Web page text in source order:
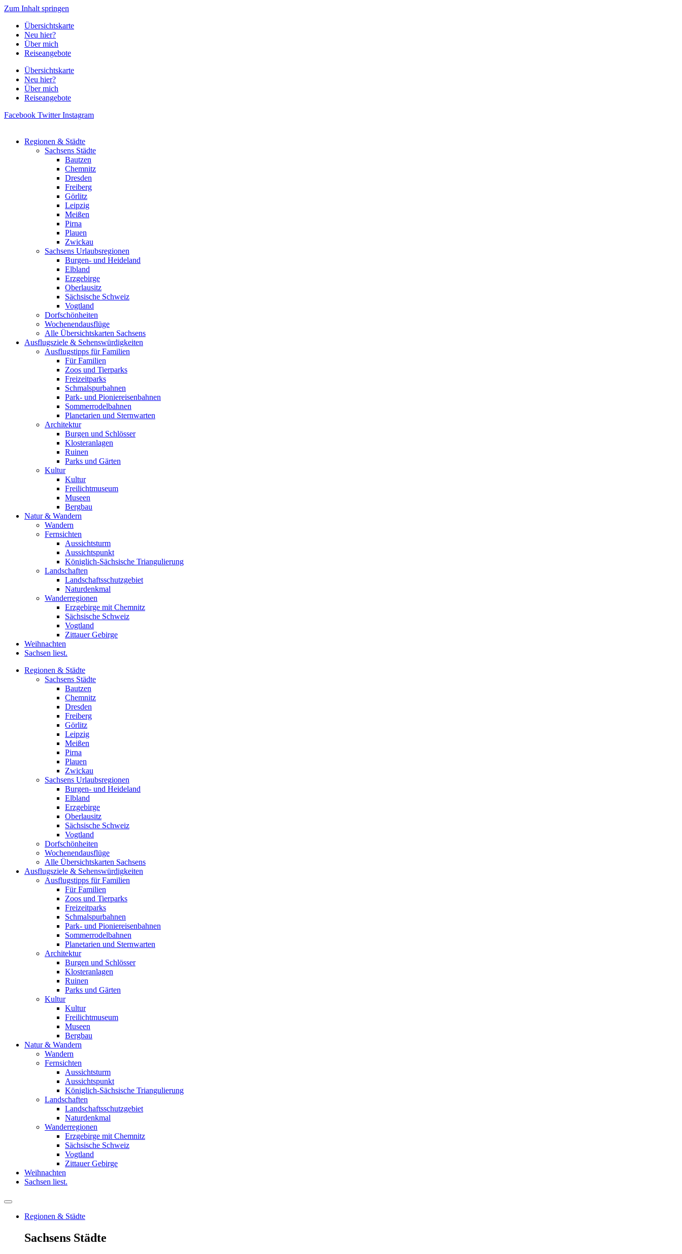
Zum Inhalt springen
Übersichtskarte
Neu hier?
Über mich
Reiseangebote
Übersichtskarte
Neu hier?
Über mich
Reiseangebote
Facebook Twitter Instagram
Regionen & Städte
Sachsens Städte
Bautzen
Chemnitz
Dresden
Freiberg
Görlitz
Leipzig
Meißen
Pirna
Plauen
Zwickau
Sachsens Urlaubsregionen
Burgen- und Heideland
Elbland
Erzgebirge
Oberlausitz
Sächsische Schweiz
Vogtland
Dorfschönheiten
Wochenendausflüge
Alle Übersichtskarten Sachsens
Ausflugsziele & Sehenswürdigkeiten
Ausflugstipps für Familien
Für Familien
Zoos und Tierparks
Freizeitparks
Schmalspurbahnen
Park- und Pioniereisenbahnen
Sommerrodelbahnen
Planetarien und Sternwarten
Architektur
Burgen und Schlösser
Klosteranlagen
Ruinen
Parks und Gärten
Kultur
Kultur
Freilichtmuseum
Museen
Bergbau
Natur & Wandern
Wandern
Fernsichten
Aussichtsturm
Aussichtspunkt
Königlich-Sächsische Triangulierung
Landschaften
Landschaftsschutzgebiet
Naturdenkmal
Wanderregionen
Erzgebirge mit Chemnitz
Sächsische Schweiz
Vogtland
Zittauer Gebirge
Weihnachten
Sachsen liest.
Regionen & Städte
Sachsens Städte
Bautzen
Chemnitz
Dresden
Freiberg
Görlitz
Leipzig
Meißen
Pirna
Plauen
Zwickau
Sachsens Urlaubsregionen
Burgen- und Heideland
Elbland
Erzgebirge
Oberlausitz
Sächsische Schweiz
Vogtland
Dorfschönheiten
Wochenendausflüge
Alle Übersichtskarten Sachsens
Ausflugsziele & Sehenswürdigkeiten
Ausflugstipps für Familien
Für Familien
Zoos und Tierparks
Freizeitparks
Schmalspurbahnen
Park- und Pioniereisenbahnen
Sommerrodelbahnen
Planetarien und Sternwarten
Architektur
Burgen und Schlösser
Klosteranlagen
Ruinen
Parks und Gärten
Kultur
Kultur
Freilichtmuseum
Museen
Bergbau
Natur & Wandern
Wandern
Fernsichten
Aussichtsturm
Aussichtspunkt
Königlich-Sächsische Triangulierung
Landschaften
Landschaftsschutzgebiet
Naturdenkmal
Wanderregionen
Erzgebirge mit Chemnitz
Sächsische Schweiz
Vogtland
Zittauer Gebirge
Weihnachten
Sachsen liest.
Regionen & Städte
Sachsens Städte